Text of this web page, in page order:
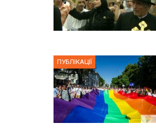
ПУБЛІКАЦІЇ
ФОТО
Прайд в Тель-Авиве собрал 200
ГЕЙ-АЛЬЯНС УКРАИНА Июн 10, 2017 0